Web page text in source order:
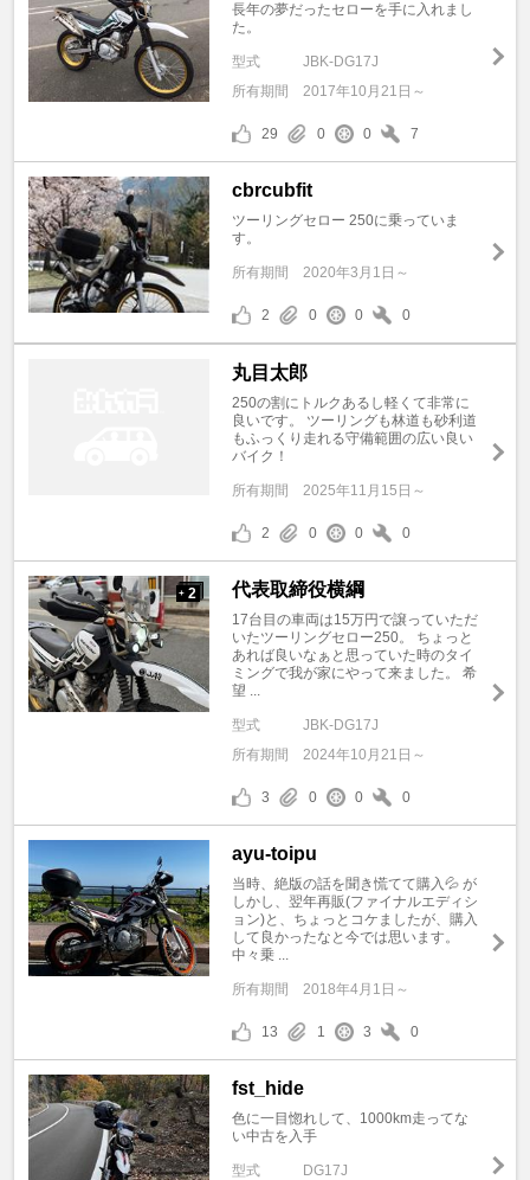
長年の夢だったセローを手に入れまし
た。
型式
JBK-DG17J
所有期間
2017年10月21日～
29 0 0 7
cbrcubfit
ツーリングセロー 250に乗っていま
す。
所有期間 2020年3月1日～
2 0 0 0
丸目太郎
250の割にトルクあるし軽くて非常に
良いです。 ツーリングも林道も砂利道
もふっくり走れる守備範囲の広い良い
バイク！
所有期間 2025年11月15日～
2 0 0 0
+ 2 代表取締役横綱
17台目の車両は15万円で譲っていただ
いたツーリングセロー250。 ちょっと
あれば良いなぁと思っていた時のタイ
ミングで我が家にやって来ました。 希
望 ...
型式
JBK-DG17J
所有期間
2024年10月21日～
3 0 0 0
ayu-toipu
当時、絶版の話を聞き慌てて購入💦 が
しかし、翌年再販(ファイナルエディシ
ョン)と、ちょっとコケましたが、購入
して良かったなと今では思います。
中々乗 ...
所有期間 2018年4月1日～
13 1 3 0
fst_hide
色に一目惚れして、1000km走ってな
い中古を入手
型式 DG17J